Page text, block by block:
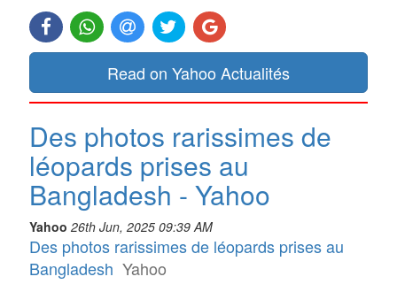
Read on Yahoo Actualités
Des photos rarissimes de
léopards prises au
Bangladesh - Yahoo
Yahoo 26th Jun, 2025 09:39 AM
Des photos rarissimes de léopards prises au
Bangladesh Yahoo